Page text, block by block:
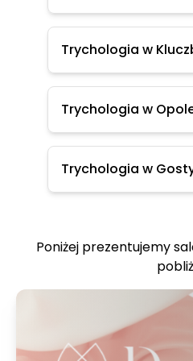
Trychologia w
Trychologia w
Trychologia w
Poniżej prezentujemy